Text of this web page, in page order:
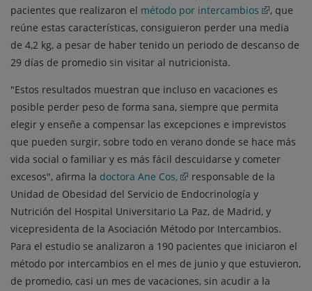
pacientes que realizaron el método por intercambios
, que
reúne estas características, consiguieron perder una media
de 4,2 kg, a pesar de haber tenido un periodo de descanso de
29 días de promedio sin visitar al nutricionista.
"Estos resultados muestran que incluso en vacaciones es
posible perder peso de forma sana, siempre que permita
elegir y enseñe a compensar las excepciones e imprevistos
que pueden surgir, sobre todo en verano donde se hace más
vida social o familiar y es más fácil descuidarse y cometer
excesos", afirma la doctora Ane Cos,
responsable de la
Unidad de Obesidad del Servicio de Endocrinología y
Nutrición del Hospital Universitario La Paz, de Madrid, y
vicepresidenta de la Asociación Método por Intercambios.
Para el estudio se analizaron a 190 pacientes que iniciaron el
método por intercambios en el mes de junio y que estuvieron,
de promedio, casi un mes de vacaciones, sin acudir a la